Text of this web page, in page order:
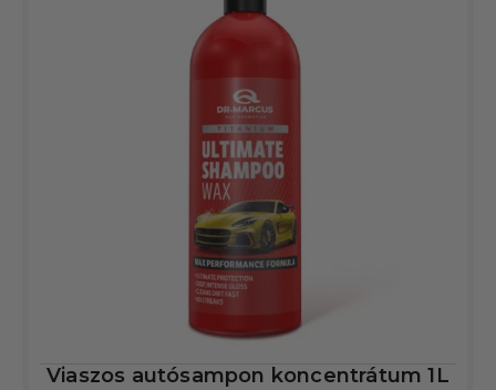
Viaszos autósampon koncentrátum 1L